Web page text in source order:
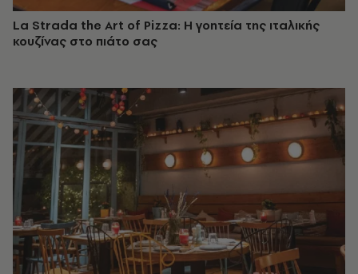
La Strada the Art of Pizza: Η γοητεία της ιταλικής
κουζίνας στο πιάτο σας